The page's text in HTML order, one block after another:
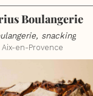
Boulangerie
snacking
Aix-en-Provence